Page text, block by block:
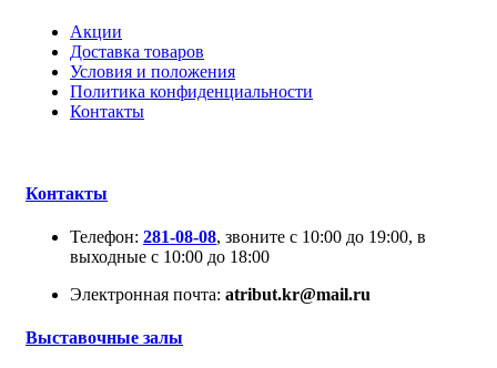
Акции
Доставка товаров
Условия и положения
Политика конфиденциальности
Контакты
Контакты
Телефон: 281-08-08, звоните с 10:00 до 19:00, в
выходные с 10:00 до 18:00
Электронная почта: atribut.kr@mail.ru
Выставочные залы